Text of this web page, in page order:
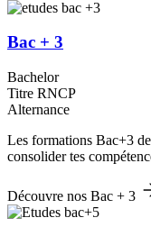
Bac + 3
Bachelor
Titre RNCP
Alternance
Les formations Bac+3
consolider tes
Découvre nos Bac + 3